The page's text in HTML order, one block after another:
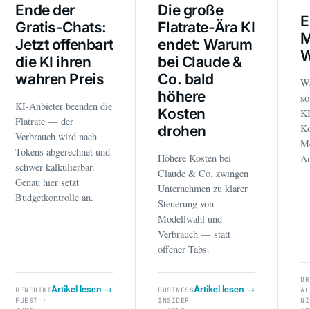
Ende der
Gratis-Chats:
Jetzt offenbart
die KI ihren
wahren Preis
KI-Anbieter beenden die
Flatrate — der
Verbrauch wird nach
Tokens abgerechnet und
schwer kalkulierbar.
Genau hier setzt
Budgetkontrolle an.
BENEDIKT
FUEST ·
Artikel lesen →
Die große
Flatrate-Ära KI
endet: Warum
bei Claude &
Co. bald
höhere
Kosten
drohen
Höhere Kosten bei
Claude & Co. zwingen
Unternehmen zu klarer
Steuerung von
Modellwahl und
Verbrauch — statt
offener Tabs.
BUSINESS
INSIDER
Artikel lesen →